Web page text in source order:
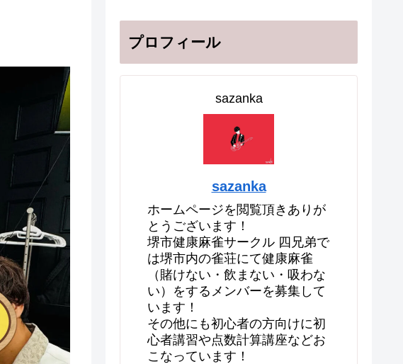
プロフィール
sazanka
sazanka
ホームページを閲覧頂きありが
とうございます！
堺市健康麻雀サークル 四兄弟で
は堺市内の雀荘にて健康麻雀
（賭けない・飲まない・吸わな
い）をするメンバーを募集して
います！
その他にも初心者の方向けに初
心者講習や点数計算講座などお
こなっています！